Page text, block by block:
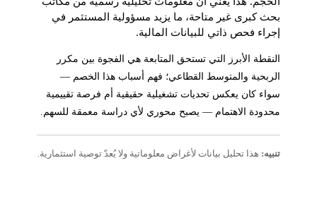
بحث كبرى غير متاحة، ما يزيد مسؤولية المستثمر في
إجراء فحص ذاتي للبيانات المالية.
النقطة الأبرز التي تستحق المتابعة هي الفجوة بين مكرر
الربحية والمتوسط القطاعي؛ فهم أسباب هذا الخصم —
سواء كان يعكس تحديات تشغيلية حقيقية أم فرصة تقييمية
محدودة الاهتمام — يصبح محوري لأي دراسة معمقة للسهم.
تنبيه:هذا تحليل بيانات لأغراض معلوماتية ولا يُعدّ توصية استثمارية.